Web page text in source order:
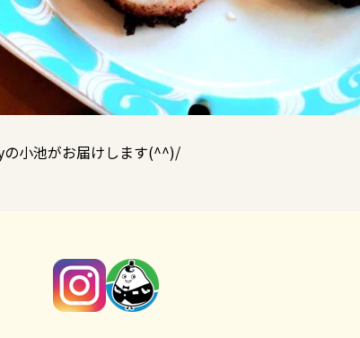
の小池がお届けします(^^)/